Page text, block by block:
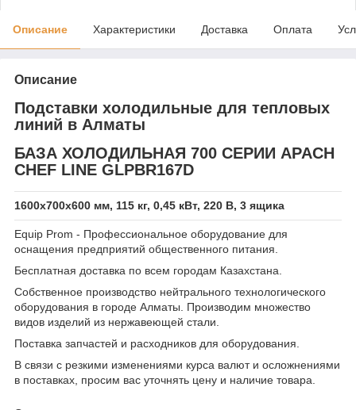
Описание Характеристики Доставка Оплата
Описание
Подставки холодильные для тепловых
линий в Алматы
БАЗА ХОЛОДИЛЬНАЯ 700 СЕРИИ APACH
CHEF LINE GLPBR167D
1600х700х600 мм, 115 кг, 0,45 кВт, 220 В, 3 ящика
Equip Prom - Профессиональное оборудование для
оснащения предприятий общественного питания.
Бесплатная доставка по всем городам Казахстана.
Собственное производство нейтрального технологического
оборудования в городе Алматы. Производим множество
видов изделий из нержавеющей стали.
Поставка запчастей и расходников для оборудования.
В связи с резкими изменениями курса валют и осложнениями
в поставках, просим вас уточнять цену и наличие товара.